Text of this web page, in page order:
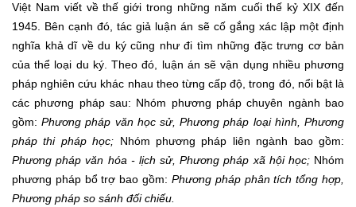
Việt Nam viết về thế giới trong những năm cuối thế kỷ XIX đến
1945. Bên cạnh đó, tác giả luận án sẽ cố gắng xác lập một định
nghĩa khả dĩ về du ký cũng như đi tìm những đặc trưng cơ bản
của thể loại du ký. Theo đó, luận án sẽ vận dụng nhiều phương
pháp nghiên cứu khác nhau theo từng cấp độ, trong đó, nổi bật là
các phương pháp sau: Nhóm phương pháp chuyên ngành bao
gồm: Phương pháp văn học sử, Phương pháp loại hình,
Phương
pháp thi pháp học; Nhóm phương pháp liên ngành bao gồm:
Phương pháp văn hóa - lịch sử, Phương pháp xã hội học; Nhóm
phương pháp bổ trợ bao gồm: Phương pháp phântích tổng hợp,
Phương pháp so sánh đối chiếu